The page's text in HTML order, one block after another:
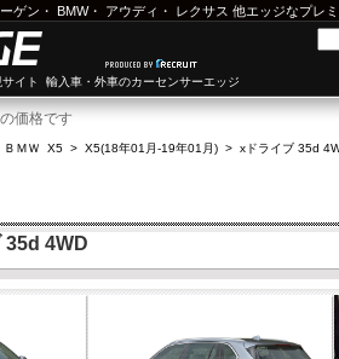
ゲン ・ BMW・ アウディ ・ レクサス 他エッジなプレ
イト 輸入車・外車のカーセンサーエッジ
価格です
ＢＭＷ X5 > X5(18年01月-19年01月) > xドライブ 35d
35d 4WD